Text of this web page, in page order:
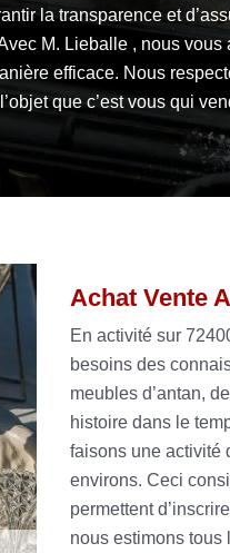
la transparence et
M. Lieballe , nous vous
efficace. Nous
que c’est vous qui
Achat Vente
En activité sur
besoins des
meubles d’antan,
histoire dans le
faisons une activité
environs. Ceci
permettent
nous estimons tous